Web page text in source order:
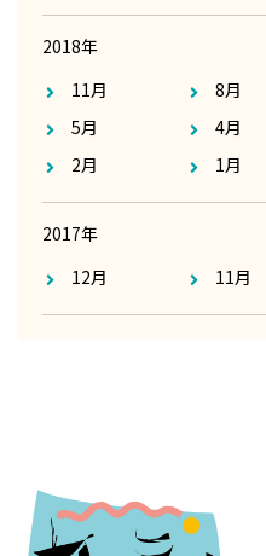
2018年
11月
8月
5月
4月
2月
1月
2017年
12月
11月